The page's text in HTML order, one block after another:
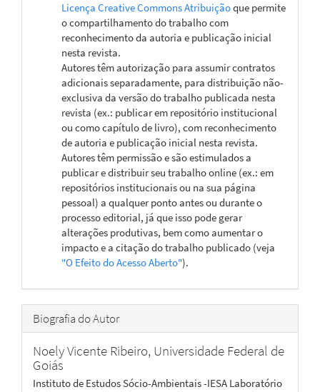
Licença Creative Commons Atribuiçãoque permite
o compartilhamento do trabalho com
reconhecimento da autoria e publicação inicial
nesta revista.
Autores têm autorização para assumir contratos
adicionais separadamente, para distribuição não-
exclusiva da versão do trabalho publicada nesta
revista (ex.: publicar em repositório institucional
ou como capítulo de livro), com reconhecimento
de autoria e publicação inicial nesta revista.
Autores têm permissão e são estimulados a
publicar e distribuir seu trabalho online (ex.: em
repositórios institucionais ou na sua página
pessoal) a qualquer ponto antes ou durante o
processo editorial, já que isso pode gerar
alterações produtivas, bem como aumentar o
impacto e a citação do trabalho publicado (veja
"O Efeito do Acesso Aberto").
Biografia do Autor
Noely Vicente Ribeiro, Universidade Federal de
Goiás
Instituto de Estudos Sócio-Ambientais -IESA Laboratório